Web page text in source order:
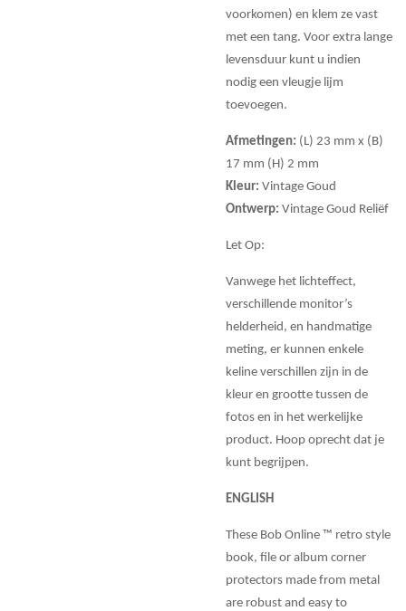
voorkomen) en klem ze vast
met een tang. Voor extra lange
levensduur kunt u indien
nodig een vleugje lijm
toevoegen.
Afmetingen: (L) 23 mm x (B)
17 mm (H) 2 mm
Kleur: Vintage Goud
Ontwerp: Vintage Goud Reliëf
Let Op:
Vanwege het lichteffect,
verschillende monitor’s
helderheid, en handmatige
meting, er kunnen enkele
keline verschillen zijn in de
kleur en grootte tussen de
fotos en in het werkelijke
product. Hoop oprecht dat je
kunt begrijpen.
ENGLISH
These Bob Online ™ retro style
book, file or album corner
protectors made from metal
are robust and easy to